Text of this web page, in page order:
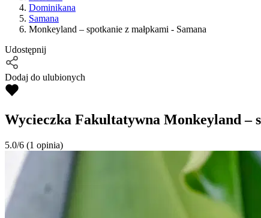
Dominikana
Samana
Monkeyland – spotkanie z małpkami - Samana
Udostępnij
Dodaj do ulubionych
Wycieczka Fakultatywna Monkeyland –
5.0/6 (1 opinia)